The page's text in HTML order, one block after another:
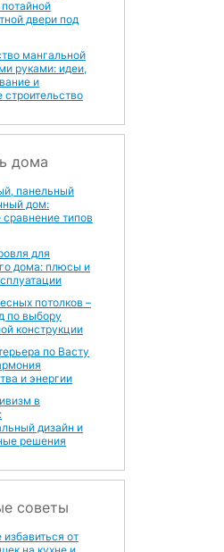
двери под
мангальной
руками: идеи,
и
строительство
дома
панельный
дом:
сравнение типов
для
дома: плюсы и
потолков –
по выбору
конструкции
по Васту
и энергии
в
дизайн и
решения
советы
от